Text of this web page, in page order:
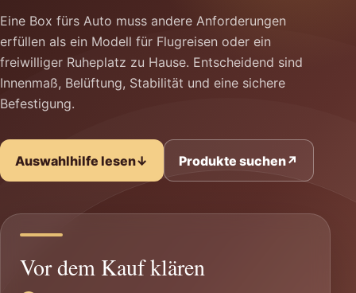
Eine Box fürs Auto muss andere Anforderungen
erfüllen als ein Modell für Flugreisen oder ein
freiwilliger Ruheplatz zu Hause. Entscheidend sind
Innenmaß, Belüftung, Stabilität und eine sichere
Befestigung.
Auswahlhilfe lesen↓ Produkte suchen↗
Vor dem Kauf klären